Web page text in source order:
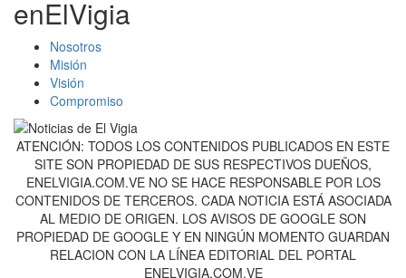
enElVigia
Nosotros
Misión
Visión
Compromiso
ATENCIÓN: TODOS LOS CONTENIDOS PUBLICADOS EN ESTE
SITE SON PROPIEDAD DE SUS RESPECTIVOS DUEÑOS,
ENELVIGIA.COM.VE NO SE HACE RESPONSABLE POR LOS
CONTENIDOS DE TERCEROS. CADA NOTICIA ESTÁ ASOCIADA
AL MEDIO DE ORIGEN. LOS AVISOS DE GOOGLE SON
PROPIEDAD DE GOOGLE Y EN NINGÚN MOMENTO GUARDAN
RELACION CON LA LÍNEA EDITORIAL DEL PORTAL
ENELVIGIA.COM.VE